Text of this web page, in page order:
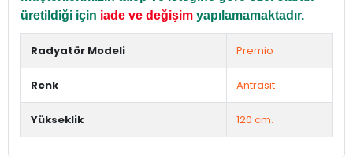
üretildiği için iade ve değişim yapılamamaktadır.
Radyatör Modeli Premio
Renk Antrasit
Yükseklik 120 cm.